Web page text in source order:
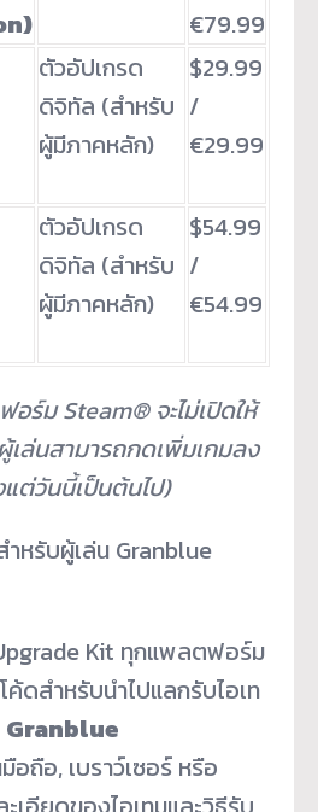
€79.99
ตัวอัปเกรด
ดิจิทัล (สำหรับ
ผู้มีภาคหลัก)
$29.99
/
€29.99
ตัวอัปเกรด
ดิจิทัล (สำหรับ
ผู้มีภาคหลัก)
$54.99
/
€54.99
ร์ม Steam® จะไม่เปิดให้
ล่นสามารถกดเพิ่มเกมลง
ต่วันนี้เป็นต้นไป)
หรับผู้เล่น Granblue
Kit ทุกแพลตฟอร์ม
ค้ดสำหรับนำไปแลกรับไอเท
Granblue
อถือ, เบราว์เซอร์ หรือ